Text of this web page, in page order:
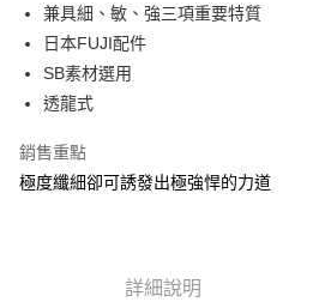
【繳款方式說明】
1.分期款項不併入電信帳單，「大哥付你分期
醒簡訊。
2.透過簡訊連結打開帳單後，可選擇「超商條
帳／街口支付／iPASS MONEY」等通路繳費。
1.本服務係由「台灣大哥大股份有限公司」（
用戶於交易時，得透過本服務購買商品或服務
3.完整用戶服務條款，請詳閱以下連結：
【「AFTEE先享後付」結帳流程】
１．於結帳方式選擇「AFTEE先享後付」後，
結帳頁面，進行簡訊認證並確認金額後，即可
２．訂單成立數日內，您將收到繳費通知簡訊。
ATM／網路銀行／等多元方式進行付款，方視
※ 請注意：結帳手續完成當下不需立刻繳費，
購買商品的店家。未經商家同意取消之訂單仍
客戶支援中心」https://
運送方式
一般宅配（門市自取請勿下單，請聯繫客
每筆NT$100，滿NT$2,000(含以上)免運費
每筆NT$150，滿NT$2,000(含以上)免運費
國家/地區配送(**下單前請私訊客服確認
兼具細、敏、強三項重要特質
日本FUJI配件
SB素材選用
透龍式
銷售重點
極度纖細卻可誘發出極強悍的力道
詳細說明